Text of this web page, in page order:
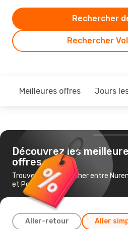
Rechercher
Rechercher
Meilleures offres Jours
Découvrez les
offres
Trouvez un vol pas cher entre
et Porto
Aller-retour Aller